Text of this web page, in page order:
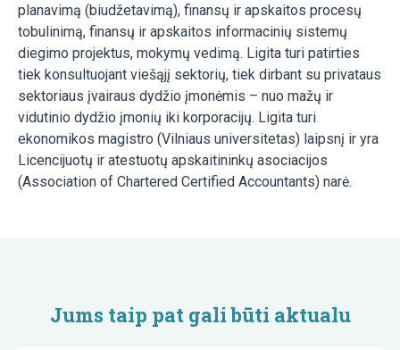
planavimą (biudžetavimą), finansų ir apskaitos procesų
tobulinimą, finansų ir apskaitos informacinių sistemų
diegimo projektus, mokymų vedimą. Ligita turi patirties
tiek konsultuojant viešąjį sektorių, tiek dirbant su privataus
sektoriaus įvairaus dydžio įmonėmis – nuo mažų ir
vidutinio dydžio įmonių iki korporacijų. Ligita turi
ekonomikos magistro (Vilniaus universitetas) laipsnį ir yra
Licencijuotų ir atestuotų apskaitininkų asociacijos
(Association of Chartered Certified Accountants) narė.
Jums taip pat gali būti aktualu